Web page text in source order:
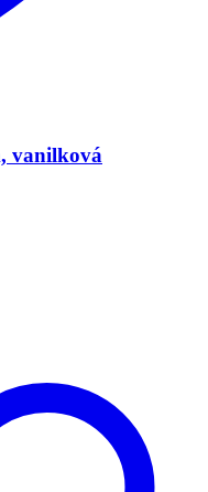
vanilková